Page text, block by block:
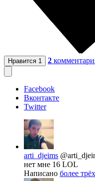
Нравится 1 2
Facebook
Вконтакте
Twitter
arti_djeims
нет мне 16 LOL
Написано более